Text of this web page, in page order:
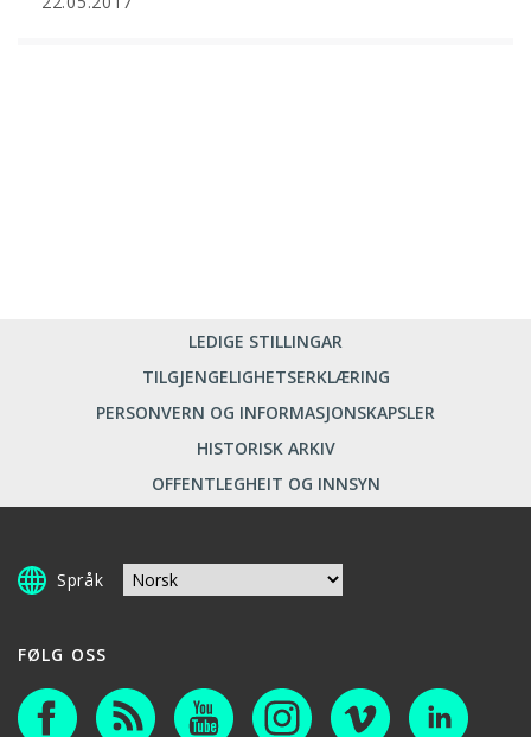
LEDIGE STILLINGAR
TILGJENGELIGHETSERKLÆRING
PERSONVERN OG INFORMASJONSKAPSLER
HISTORISK ARKIV
OFFENTLEGHEIT OG INNSYN
Språk
FØLG OSS